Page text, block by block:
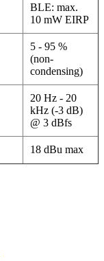
BLE: max.
10 mW EIRP
5 - 95 %
(non-
condensing)
20 Hz - 20
kHz (-3 dB)
@ 3 dBfs
18 dBu max